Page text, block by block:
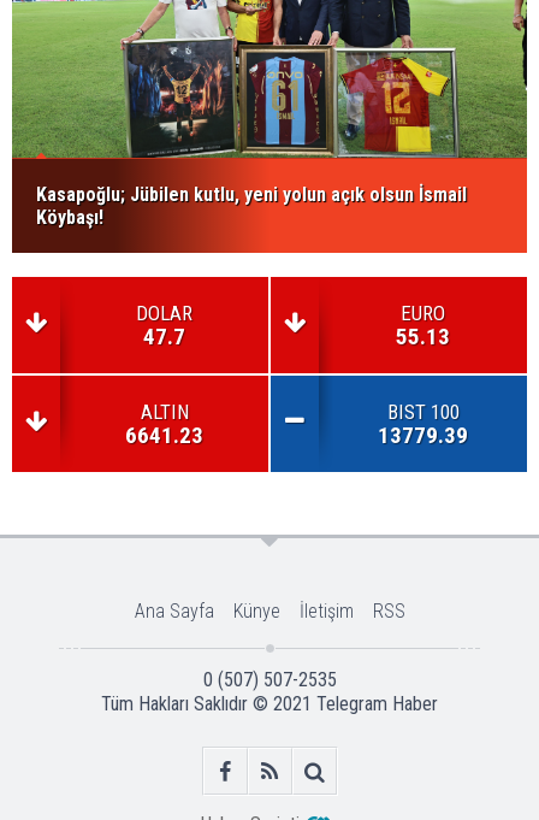
Kasapoğlu; Jübilen kutlu, yeni yolun açık olsun İsmail
Köybaşı!
DOLAR
47.7
EURO
55.13
ALTIN
6641.23
BIST 100
13779.39
Ana Sayfa Künye İletişim RSS
0 (507) 507-2535
Tüm Hakları Saklıdır © 2021 Telegram Haber